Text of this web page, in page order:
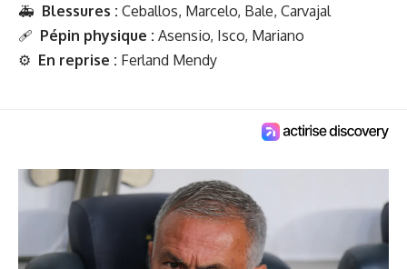
🚑 Blessures : Ceballos, Marcelo, Bale, Carvajal
🩹 Pépin physique : Asensio, Isco, Mariano
⚙️ En reprise : Ferland Mendy